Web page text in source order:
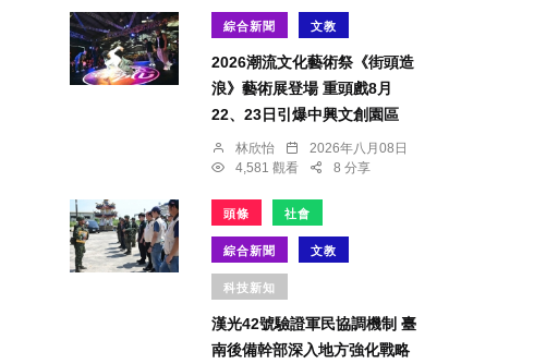
綜合新聞 文教
2026潮流文化藝術祭《街頭造
浪》藝術展登場 重頭戲8月
22、23日引爆中興文創園區
林欣怡
2026年八月08日
4,581 觀看
8 分享
頭條 社會
綜合新聞 文教
科技新知
漢光42號驗證軍民協調機制 臺
南後備幹部深入地方強化戰略